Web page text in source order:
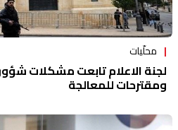
محلّيات
لجنة الاعلام تابعت مشكلات
ومقترحات للمعالجة